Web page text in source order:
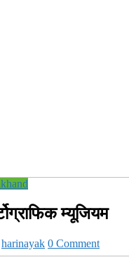
म्यूजियम
harinayak 0 Comment